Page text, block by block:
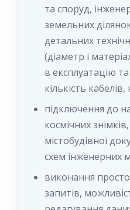
та споруд,
земельних
детальних
(діаметр і
в експлуатацію
кількість
підключення до
космічних
містобудівної
схем інженерних
виконання
запитів,